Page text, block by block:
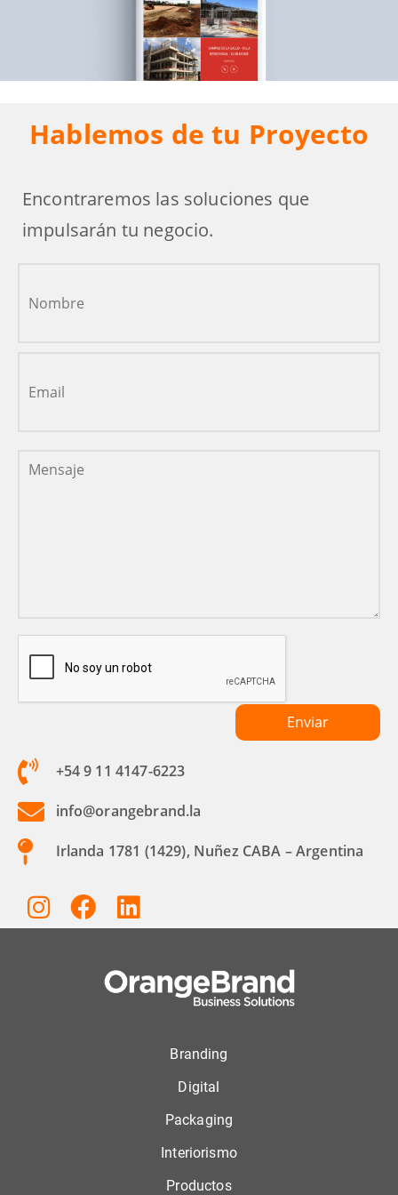
Hablemos de tu Proyecto
Encontraremos las soluciones que
impulsarán tu negocio.
+54 9 11 4147-6223
info@orangebrand.la
Irlanda 1781 (1429), Nuñez CABA – Argentina
Branding
Digital
Packaging
Interiorismo
Productos